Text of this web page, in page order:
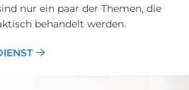
nur ein paar der Themen, die
behandelt werden.